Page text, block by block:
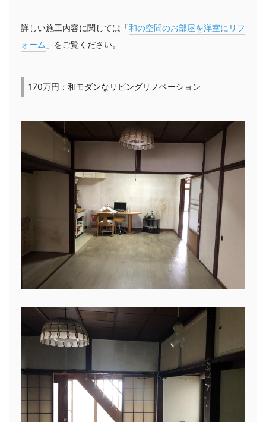
詳しい施工内容に関しては「和の空間のお部屋を洋室にリフ
ォーム 」をご覧ください。
170万円：和モダンなリビングリノベーション